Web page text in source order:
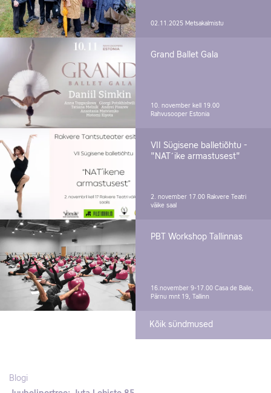
02.11.2025 Metsakalmistu
Grand Ballet Gala
10. november kell 19.00
Rahvusooper Estonia
VII Sügisene balletiõhtu -
"NAT´ike armastusest"
2. november 17.00 Rakvere Teatri
väike saal
PBT Workshop Tallinnas
16.november 9-17.00 Casa de Baile,
Pärnu mnt 19, Tallinn
Kõik sündmused
Blogi